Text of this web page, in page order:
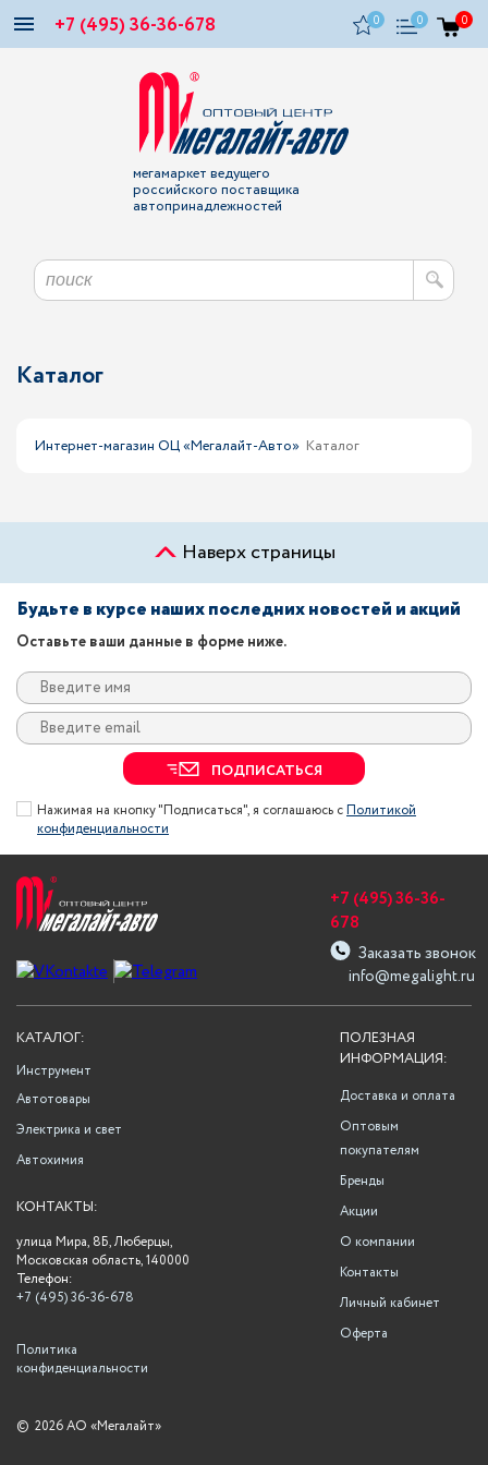
+7 (495) 36-36-678 0 0 0
мегамаркет ведущего
российского поставщика
автопринадлежностей
Каталог
Интернет-магазин ОЦ «Мегалайт-Авто» Каталог
Наверх страницы
Будьте в курсе наших последних новостей и акций
Оставьте ваши данные в форме ниже.
ПОДПИСАТЬСЯ
Нажимая на кнопку "Подписаться", я соглашаюсь сПолитикой
конфиденциальности
info@megalight.ru
+7 (495) 36-36-
678
Заказать звонок
ПОЛЕЗНАЯ
ИНФОРМАЦИЯ:
Доставка и оплата
Оптовым
покупателям
Бренды
Акции
О компании
Контакты
Личный кабинет
Оферта
КАТАЛОГ:
Инструмент
Автотовары
Электрика и свет
Автохимия
КОНТАКТЫ:
улица Мира, 8Б, Люберцы,
Московская область, 140000
Телефон:
+7 (495) 36-36-678
Политика
конфиденциальности
© 2026 АО «Мегалайт»